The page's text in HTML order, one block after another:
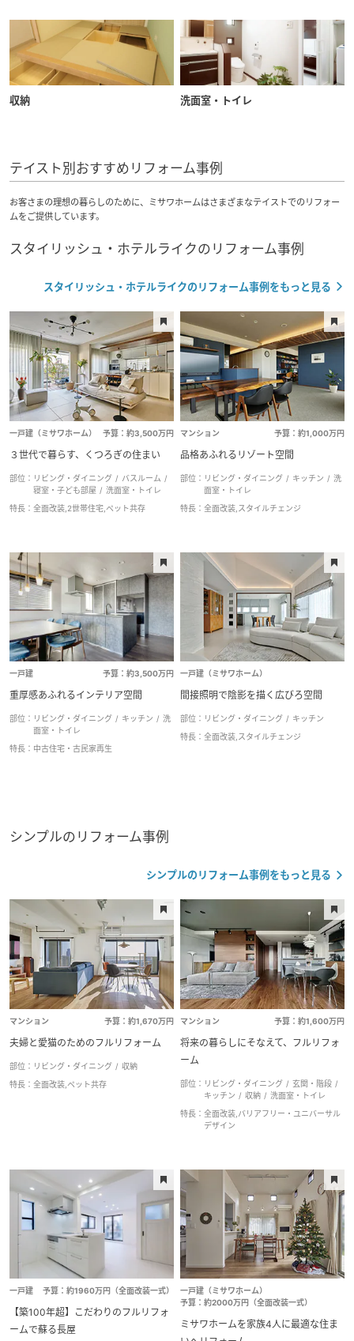
収納 洗面室・トイレ
テイスト別おすすめリフォーム事例
お客さまの理想の暮らしのために、ミサワホームはさまざまなテイストでのリフォー
ムをご提供しています。
スタイリッシュ・ホテルライクのリフォーム事例
スタイリッシュ・ホテルライクのリフォーム事例をもっと見る
一戸建（ミサワホーム） 予算：約3,500万円
３世代で暮らす、くつろぎの住まい
部位： リビング・ダイニング
バスルーム
寝室・子ども部屋
洗面室・トイレ
特長： 全面改装,2世帯住宅,ペット共存
マンション 予算：約1,000万円
品格あふれるリゾート空間
部位： リビング・ダイニング キッチン
洗
面室・トイレ
特長： 全面改装,スタイルチェンジ
一戸建 予算：約3,500万円
重厚感あふれるインテリア空間
部位： リビング・ダイニング キッチン
洗
面室・トイレ
特長： 中古住宅・古民家再生
一戸建（ミサワホーム）
間接照明で陰影を描く広びろ空間
部位： リビング・ダイニング
キッチン
特長： 全面改装,スタイルチェンジ
シンプルのリフォーム事例
シンプルのリフォーム事例をもっと見る
マンション 予算：約1,670万円
夫婦と愛猫のためのフルリフォーム
部位： リビング・ダイニング
収納
特長： 全面改装,ペット共存
マンション 予算：約1,600万円
将来の暮らしにそなえて、フルリフォ
ーム
部位： リビング・ダイニング
玄関・階段
キッチン
収納
洗面室・トイレ
特長： 全面改装,バリアフリー・ユニバーサル
デザイン
一戸建 予算：約1960万円（全面改装一式）
【築100年超】こだわりのフルリフォ
ームで蘇る長屋
一戸建（ミサワホーム）
予算：約2000万円（全面改装一式）
ミサワホームを家族4人に最適な住ま